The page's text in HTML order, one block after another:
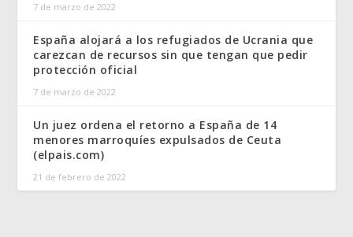
7 de marzo de 2022
España alojará a los refugiados de Ucrania que
carezcan de recursos sin que tengan que pedir
protección oficial
7 de marzo de 2022
Un juez ordena el retorno a España de 14
menores marroquíes expulsados de Ceuta
(elpais.com)
21 de febrero de 2022